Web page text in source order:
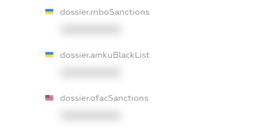
dossier.rnboSanctions
dossier.amkuBlackList
dossier.ofacSanctions